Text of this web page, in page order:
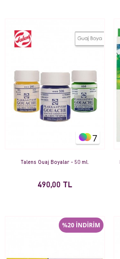
7
Talens Guaj Boyalar - 50 ml.
490,00 TL
%20 İNDİRİM